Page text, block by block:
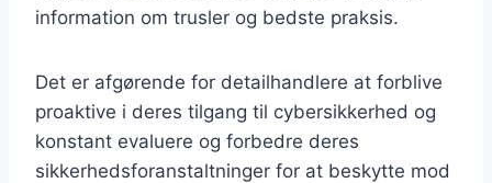
information om trusler og bedste praksis.
Det er afgørende for detailhandlere at forblive
proaktive i deres tilgang til cybersikkerhed og
konstant evaluere og forbedre deres
sikkerhedsforanstaltninger for at beskytte mod